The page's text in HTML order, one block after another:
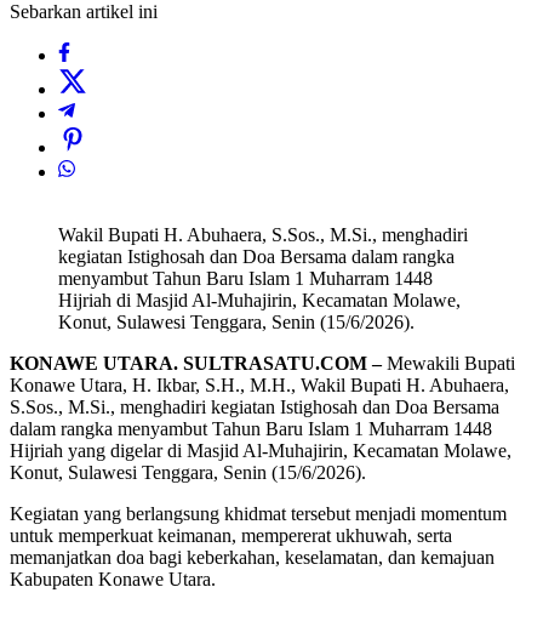
Sebarkan artikel ini
Wakil Bupati H. Abuhaera, S.Sos., M.Si., menghadiri
kegiatan Istighosah dan Doa Bersama dalam rangka
menyambut Tahun Baru Islam 1 Muharram 1448
Hijriah di Masjid Al-Muhajirin, Kecamatan Molawe,
Konut, Sulawesi Tenggara, Senin (15/6/2026).
KONAWE UTARA. SULTRASATU.COM –Mewakili Bupati
Konawe Utara, H. Ikbar, S.H., M.H., Wakil Bupati H. Abuhaera,
S.Sos., M.Si., menghadiri kegiatan Istighosah dan Doa Bersama
dalam rangka menyambut Tahun Baru Islam 1 Muharram 1448
Hijriah yang digelar di Masjid Al-Muhajirin, Kecamatan Molawe,
Konut, Sulawesi Tenggara, Senin (15/6/2026).
Kegiatan yang berlangsung khidmat tersebut menjadi momentum
untuk memperkuat keimanan, mempererat ukhuwah, serta
memanjatkan doa bagi keberkahan, keselamatan, dan kemajuan
Kabupaten Konawe Utara.